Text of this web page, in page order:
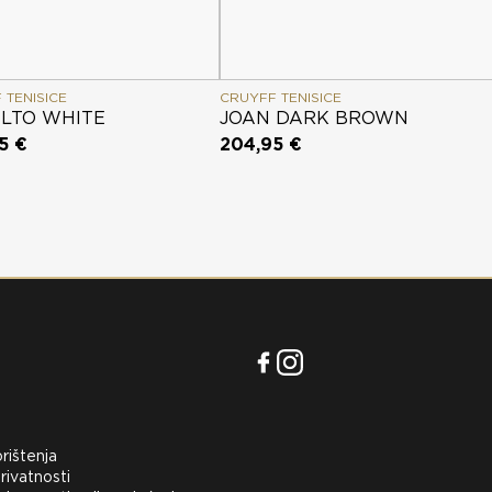
WHITE
€
CRUYFF TENISICE
JOAN DARK BROWN
204,95 €